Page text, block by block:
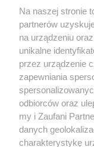
O FIRMIE
REKLAMA
Na naszej stronie
partnerów
na urządzeniu
unikalne
przez urządzenie
zapewniania
odbiorców oraz
my i Zaufani
danych
charakterystykę